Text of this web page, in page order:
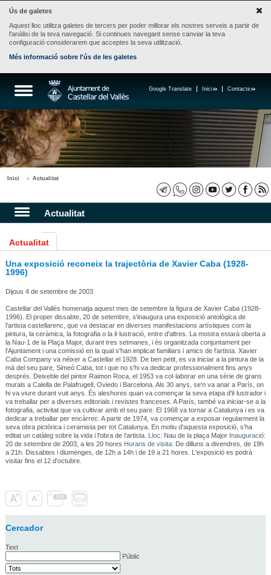
Ús de galetes
Aquest lloc utilitza galetes de tercers per poder millorar els nostres serveis a partir de
l'anàlisi de la teva navegació. Si continues navegant sense canviar la teva
configuració considerarem que acceptes la seva utilització.
Més informació sobre l'ús de les galetes
Contacte
Inici
Google Translate
Inici Actualitat
Actualitat
Actualitat
Una exposició reconeix la trajectòria de Xavier Caba (1928-
1996)
Dijous 4 de setembre de 2003
Castellar del Vallès homenatja aquest mes de setembre la figura de Xavier Caba (1928-
1996). El proper dissabte, 20 de setembre, s'inaugura una exposició antològica de
l'artista castellarenc, que va destacar en diverses manifestacions artístiques com la
pintura, la ceràmica, la fotografia o la il·lustració, entre d'altres. La mostra estarà oberta a
la Nau-1 de la Plaça Major, durant tres setmanes, i és organitzada conjuntament per
l'Ajuntament i una comissió en la qual s'han implicat familiars i amics de l'artista. Xavier
Caba Company va néixer a Castellar el 1928. De ben petit, es va iniciar a la pintura de la
mà del seu pare, Simeó Caba, tot i que no s'hi va dedicar professionalment fins anys
després. Deixeble del pintor Raimon Roca, el 1953 va col·laborar en una sèrie de grans
murals a Calella de Palafrugell, Oviedo i Barcelona. Als 30 anys, se'n va anar a París, on
hi va viure durant vuit anys. És aleshores quan va començar la seva etapa d'il·lustrador i
va treballar per a diverses editorials i revistes franceses. A París, també va iniciar-se a la
fotografia, activitat que va cultivar amb el seu pare. El 1968 va tornar a Catalunya i es va
dedicar a treballar per encàrrec. A partir de 1974, va començar a exposar regularment la
seva obra pictòrica i ceramista per tot Catalunya. En motiu d'aquesta exposició, s'ha
editat un catàleg sobre la vida i l'obra de l'artista. Lloc: Nau de la plaça Major Inauguració:
20 de setembre de 2003, a les 20 hores Horaris de visita: De dilluns a divendres, de 19h
a 21h. Dissabtes i diumenges, de 12h a 14h i de 19 a 21 hores. L'exposició es podrà
visitar fins el 12 d'octubre.
Cercador
Text
Públic